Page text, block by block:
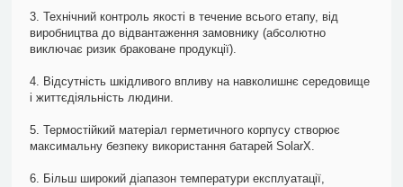
3. Технічний контроль якості в течение всього етапу, від
виробництва до відвантаження замовнику (абсолютно
виключає ризик браковане продукції).
4. Відсутність шкідливого впливу на навколишнє середовище
і життєдіяльність людини.
5. Термостійкий матеріал герметичного корпусу створює
максимальну безпеку використання батарей SolarX.
6. Більш широкий діапазон температури експлуатації,